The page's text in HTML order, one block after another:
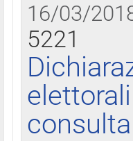
16/03/
5221